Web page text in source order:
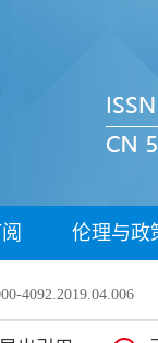
伦理与政
4092.2019.04.006